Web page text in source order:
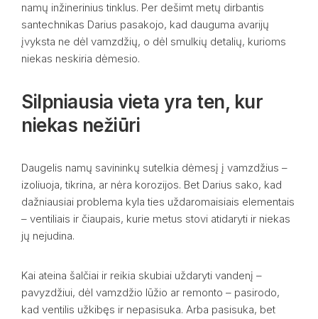
namų inžinerinius tinklus. Per dešimt metų dirbantis
santechnikas Darius pasakojo, kad dauguma avarijų
įvyksta ne dėl vamzdžių, o dėl smulkių detalių, kurioms
niekas neskiria dėmesio.
Silpniausia vieta yra ten, kur
niekas nežiūri
Daugelis namų savininkų sutelkia dėmesį į vamzdžius –
izoliuoja, tikrina, ar nėra korozijos. Bet Darius sako, kad
dažniausiai problema kyla ties uždaromaisiais elementais
– ventiliais ir čiaupais, kurie metus stovi atidaryti ir niekas
jų nejudina.
Kai ateina šalčiai ir reikia skubiai uždaryti vandenį –
pavyzdžiui, dėl vamzdžio lūžio ar remonto – pasirodo,
kad ventilis užkibęs ir nepasisuka. Arba pasisuka, bet